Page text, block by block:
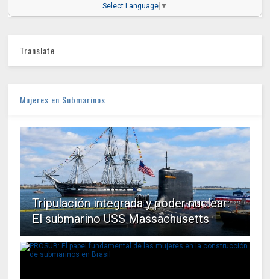
Select Language ▼
Translate
Mujeres en Submarinos
Tripulación integrada y poder nuclear:
El submarino USS Massachusetts